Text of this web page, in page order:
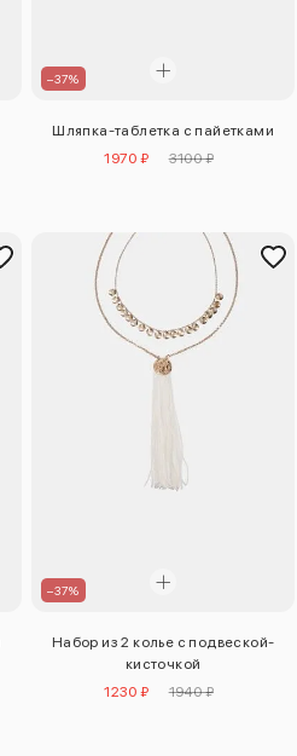
–37%
Шляпка-таблетка с пайетками
1970 ₽
3100 ₽
–37%
Набор из 2 колье с подвеской-
кисточкой
1230 ₽
1940 ₽